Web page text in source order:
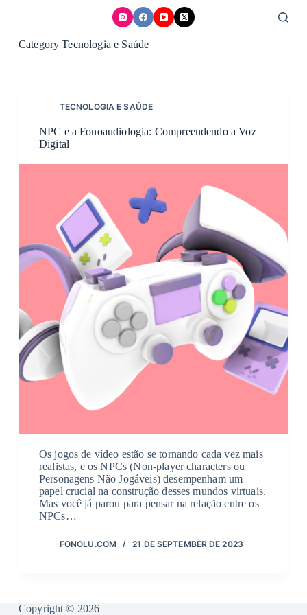
Category Tecnologia e Saúde
TECNOLOGIA E SAÚDE
NPC e a Fonoaudiologia: Compreendendo a Voz
Digital
Os jogos de vídeo estão se tornando cada vez mais
realistas, e os NPCs (Non-player characters ou
Personagens Não Jogáveis) desempenham um
papel crucial na construção desses mundos virtuais.
Mas você já parou para pensar na relação entre os
NPCs…
FONOLU.COM 21 DE SEPTEMBER DE 2023
Copyright © 2026